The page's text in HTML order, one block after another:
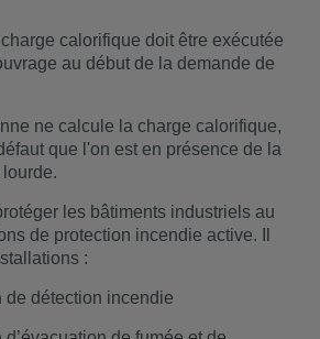
charge calorifique doit être exécutée
au début de la demande de
ne calcule la charge calorifique,
que l'on est en présence de la
les bâtiments industriels au
de protection incendie active. Il
:
de détection incendie